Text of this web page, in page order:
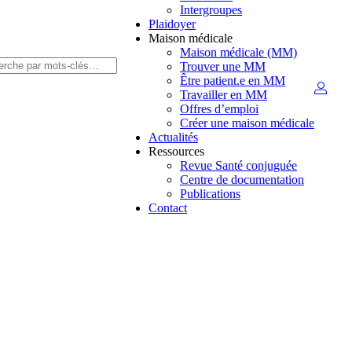
Intergroupes
Plaidoyer
Maison médicale
Maison médicale (MM)
Trouver une MM
Être patient.e en MM
Travailler en MM
Offres d’emploi
Créer une maison médicale
Actualités
Ressources
Revue Santé conjuguée
Centre de documentation
Publications
Contact